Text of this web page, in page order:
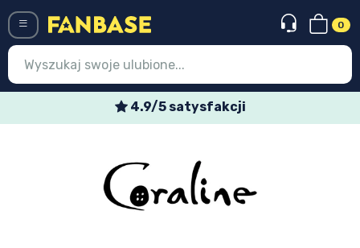
0
4.9/5 satysfakcji
Najnowsze rzeczy